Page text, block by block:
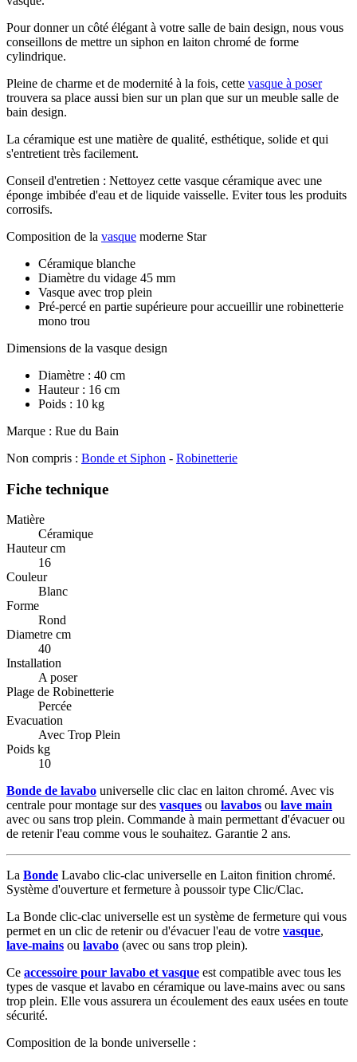
Pour donner un côté élégant à votre salle de bain design, nous vous
conseillons de mettre un siphon en laiton chromé de forme
cylindrique.
Pleine de charme et de modernité à la fois, cette vasque à poser
trouvera sa place aussi bien sur un plan que sur un meuble salle de
bain design.
La céramique est une matière de qualité, esthétique, solide et qui
s'entretient très facilement.
Conseil d'entretien : Nettoyez cette vasque céramique avec une
éponge imbibée d'eau et de liquide vaisselle. Eviter tous les produits
corrosifs.
Composition de la vasque moderne Star
Céramique blanche
Diamètre du vidage 45 mm
Vasque avec trop plein
Pré-percé en partie supérieure pour accueillir une robinetterie
mono trou
Dimensions de la vasque design
Diamètre : 40 cm
Hauteur : 16 cm
Poids : 10 kg
Marque : Rue du Bain
Non compris : Bonde et Siphon - Robinetterie
Fiche technique
Matière
Céramique
Hauteur cm
16
Couleur
Blanc
Forme
Rond
Diametre cm
40
Installation
A poser
Plage de Robinetterie
Percée
Evacuation
Avec Trop Plein
Poids kg
10
Bonde de lavabo universelle clic clac en laiton chromé. Avec vis
centrale pour montage sur des vasques ou lavabos ou lave main
avec ou sans trop plein. Commande à main permettant d'évacuer ou
de retenir l'eau comme vous le souhaitez. Garantie 2 ans.
La Bonde Lavabo clic-clac universelle en Laiton finition chromé.
Système d'ouverture et fermeture à poussoir type Clic/Clac.
La Bonde clic-clac universelle est un système de fermeture qui vous
permet en un clic de retenir ou d'évacuer l'eau de votre vasque,
lave-mains ou lavabo (avec ou sans trop plein).
Ce accessoire pour lavabo et vasque est compatible avec tous les
types de vasque et lavabo en céramique ou lave-mains avec ou sans
trop plein. Elle vous assurera un écoulement des eaux usées en toute
sécurité.
Composition de la bonde universelle :